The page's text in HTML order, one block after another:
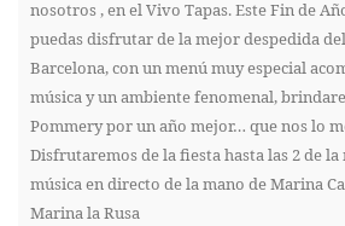
nosotros , en el Vivo Tapas. Este Fin de
puedas disfrutar de la mejor despedida
Barcelona, con un menú muy especial
música y un ambiente fenomenal,
Pommery por un año mejor… que nos lo
Disfrutaremos de la fiesta hasta las 2 de
música en directo de la mano de Marina
Marina la Rusa